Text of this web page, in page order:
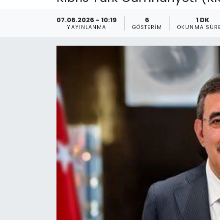
07.06.2026 - 10:19
YAYINLANMA
6
GÖSTERIM
1 DK
OKUNMA
Gündem
KKTC YEREL SEÇİM 2018
Kültür Sanat
Magazin
Nöbetçi Eczaneler
Otomobil Dünyası